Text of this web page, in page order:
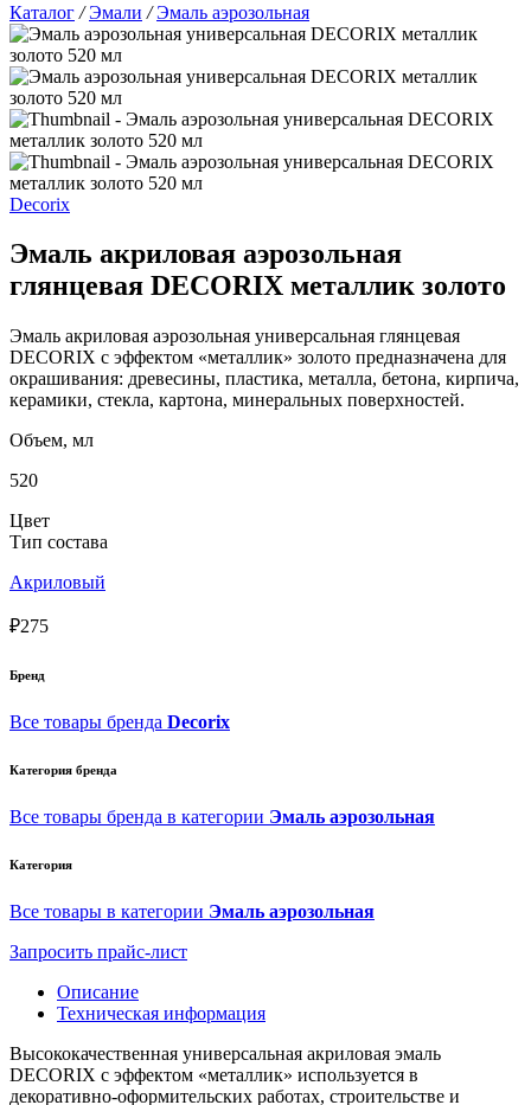
Каталог / Эмали / Эмаль аэрозольная
Decorix
Эмаль акриловая аэрозольная
глянцевая DECORIX металлик золото
Эмаль акриловая аэрозольная универсальная глянцевая
DECORIX с эффектом «металлик» золото предназначена для
окрашивания: древесины, пластика, металла, бетона, кирпича,
керамики, стекла, картона, минеральных поверхностей.
Объем, мл
520
Цвет
Тип состава
Акриловый
₽275
Бренд
Все товары бренда Decorix
Категория бренда
Все товары бренда в категории Эмаль аэрозольная
Категория
Все товары в категории Эмаль аэрозольная
Запросить прайс-лист
Описание
Техническая информация
Высококачественная универсальная акриловая эмаль
DECORIX с эффектом «металлик» используется в
декоративно-оформительских работах, строительстве и